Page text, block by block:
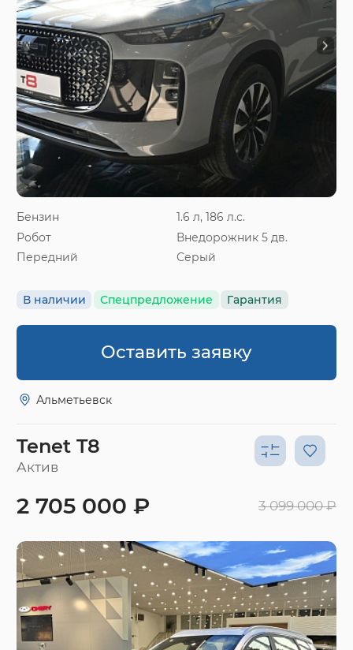
Бензин
1.6 л, 186 л.с.
Робот
Внедорожник 5 дв.
Передний
Серый
В наличии Спецпредложение Гарантия
Оставить заявку
Альметьевск
Tenet T8
Актив
2 705 000 ₽ 3 099 000 ₽